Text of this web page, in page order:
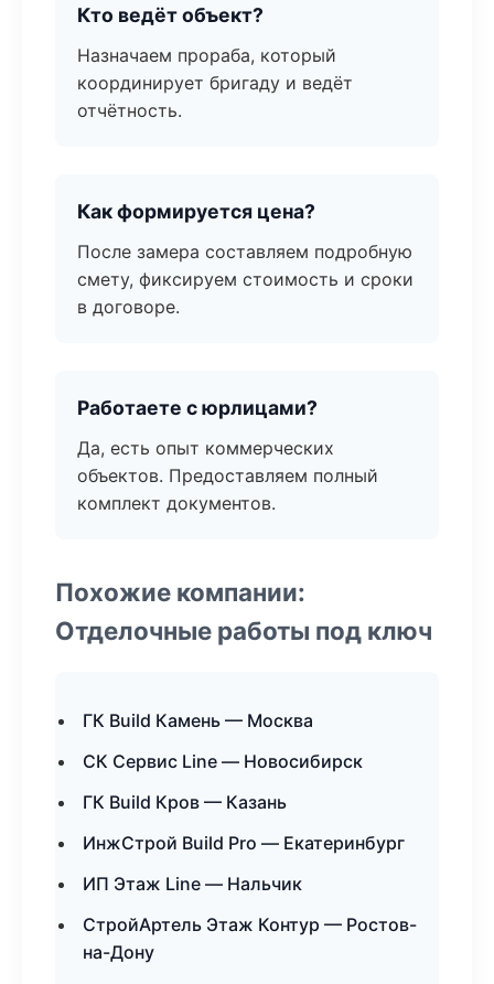
Кто ведёт объект?
Назначаем прораба, который
координирует бригаду и ведёт
отчётность.
Как формируется цена?
После замера составляем подробную
смету, фиксируем стоимость и сроки
в договоре.
Работаете с юрлицами?
Да, есть опыт коммерческих
объектов. Предоставляем полный
комплект документов.
Похожие компании:
Отделочные работы под ключ
ГК Build Камень — Москва
СК Сервис Line — Новосибирск
ГК Build Кров — Казань
ИнжСтрой Build Pro — Екатеринбург
ИП Этаж Line — Нальчик
СтройАртель Этаж Контур — Ростов-
на-Дону